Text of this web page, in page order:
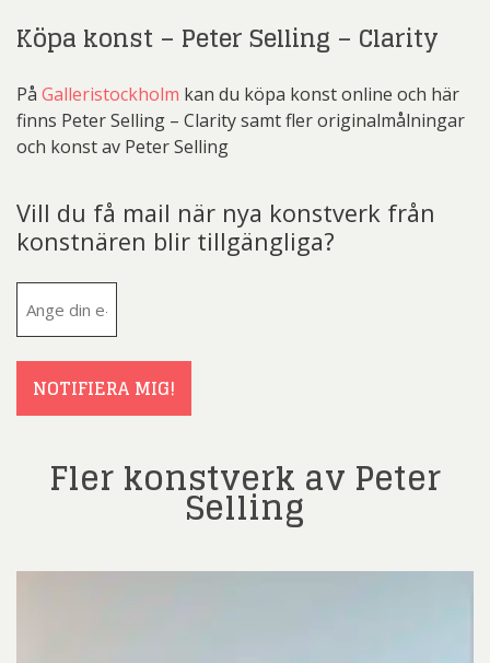
Köpa konst – Peter Selling – Clarity
På Galleristockholm kan du köpa konst online och här
finns Peter Selling – Clarity samt fler originalmålningar
och konst av Peter Selling
Vill du få mail när nya konstverk från
konstnären blir tillgängliga?
NOTIFIERA MIG!
Fler konstverk av Peter
Selling